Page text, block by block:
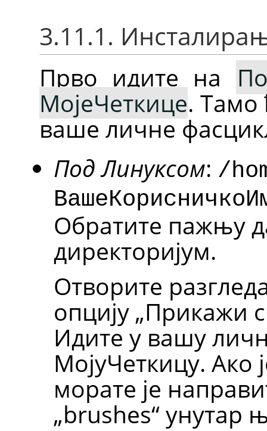
3.11.1.
Прво идите на
МојеЧеткице. Тамо
ваше личне
Под Линуксом: /
Обратите пажњу
директоријум.
Отворите
опцију „Прикажи
Идите у вашу
МојуЧеткицу. Ако
морате је
„brushes“ унутар